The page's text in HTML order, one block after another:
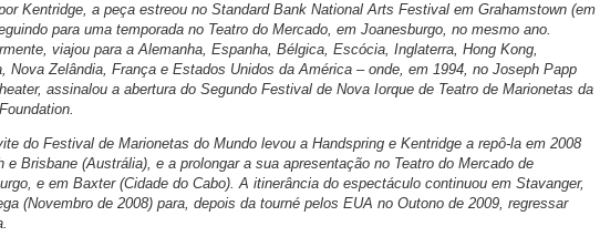
Kentridge, a peça estreou no Standard Bank National Arts Festival em Grahamstown (em
para uma temporada no Teatro do Mercado, em Joanesburgo, no mesmo ano.
viajou para a Alemanha, Espanha, Bélgica, Escócia, Inglaterra, Hong Kong,
Nova Zelândia, França e Estados Unidos da América – onde, em 1994, no Joseph Papp
assinalou a abertura do Segundo Festival de Nova Iorque de Teatro de Marionetas da
do Festival de Marionetas do Mundo levou a Handspring e Kentridge a repô-la em 2008
e Brisbane (Austrália), e a prolongar a sua apresentação no Teatro do Mercado de
e em Baxter (Cidade do Cabo). A itinerância do espectáculo continuou em Stavanger,
(Novembro de 2008) para, depois da tourné pelos EUA no Outono de 2009, regressar